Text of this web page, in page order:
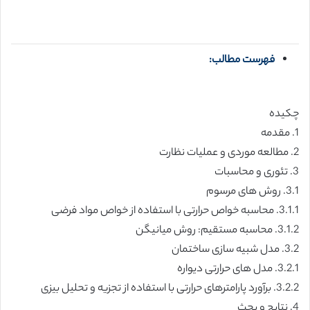
فهرست مطالب:
چکیده
1. مقدمه
2. مطالعه موردی و عملیات نظارت
3. تئوری و محاسبات
3.1. روش های مرسوم
3.1.1. محاسبه خواص حرارتی با استفاده از خواص مواد فرضی
3.1.2. محاسبه مستقیم: روش میانیگن
3.2. مدل شبیه سازی ساختمان
3.2.1. مدل های حرارتی دیواره
3.2.2. برآورد پارامترهای حرارتی با استفاده از تجزیه و تحلیل بیزی